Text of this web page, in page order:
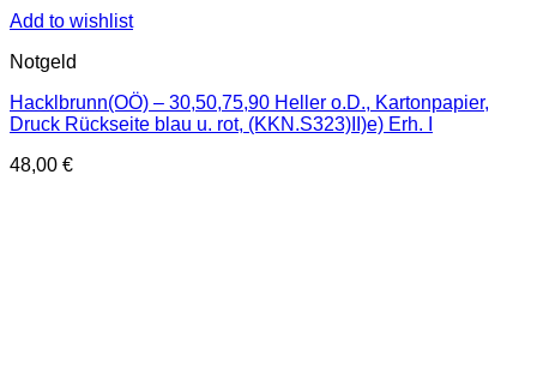
Add to wishlist
Notgeld
Hacklbrunn(OÖ) – 30,50,75,90 Heller o.D., Kartonpapier,
Druck Rückseite blau u. rot, (KKN.S323)II)e) Erh. I
48,00 €